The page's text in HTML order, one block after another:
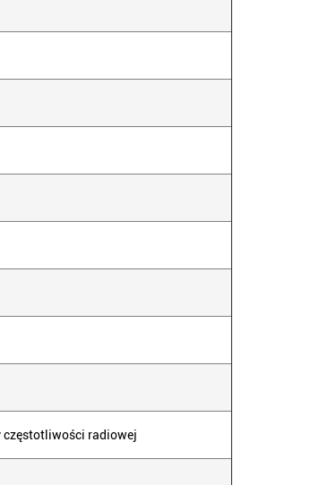
częstotliwości radiowej